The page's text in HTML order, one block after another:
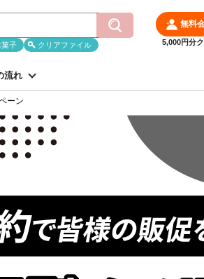
菓子 クリアファイル
無料
5,000円分
流れ
ーン